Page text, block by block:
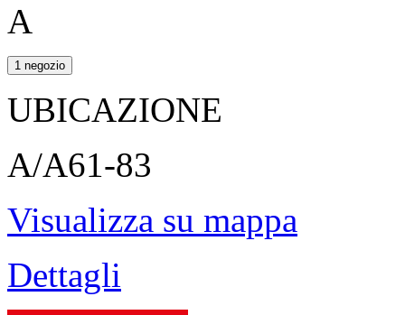
A
1 negozio
UBICAZIONE
A/A61-83
Visualizza su mappa
Dettagli